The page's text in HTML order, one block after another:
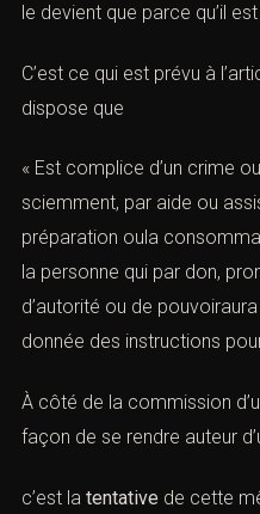
le devient que parce qu’il
C’est ce qui est prévu à l’a
dispose que
« Est complice d’un crime
sciemment, par aide ou
préparation oula
la personne qui par don,
d’autorité ou de
donnée des instructions
À côté de la commission
façon de se rendre auteur
c’est la tentative de cette